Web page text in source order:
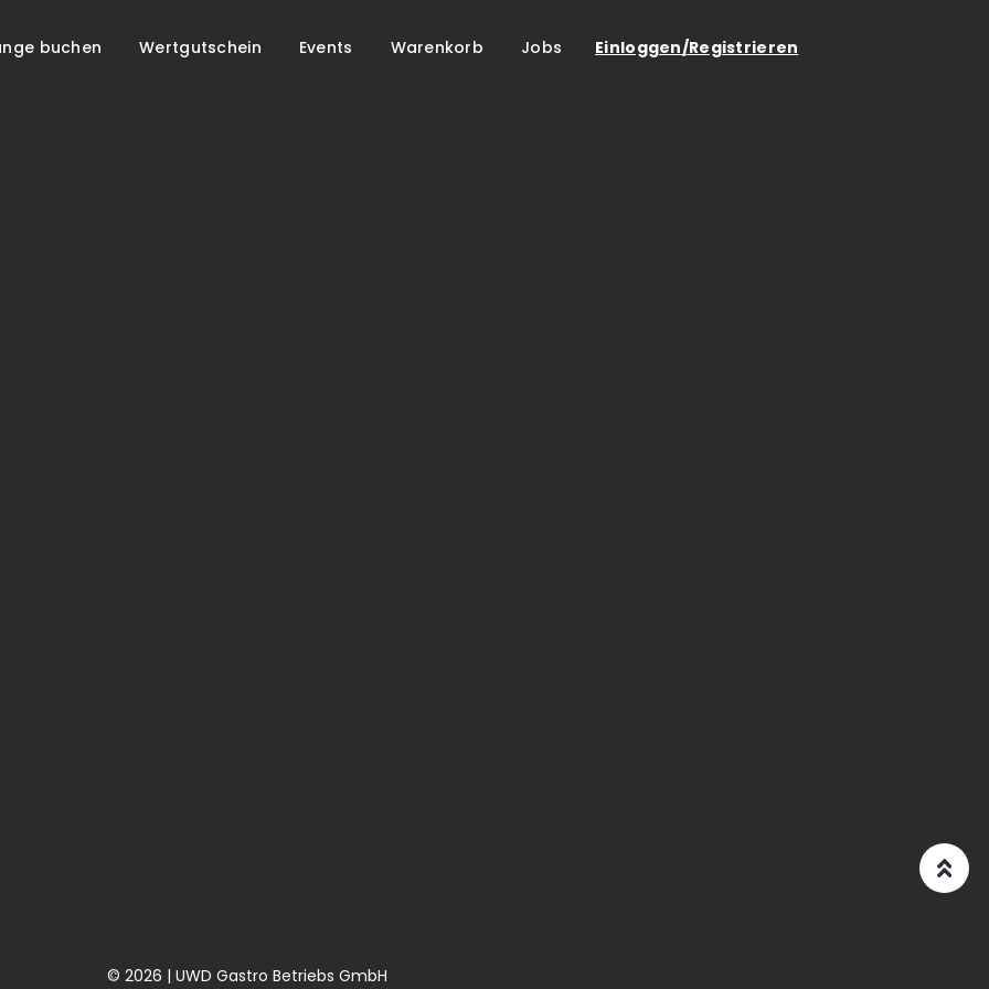
Einloggen/Registrieren
buchen Wertgutschein Events Warenkorb Jobs
© 2026 | UWD Gastro Betriebs GmbH